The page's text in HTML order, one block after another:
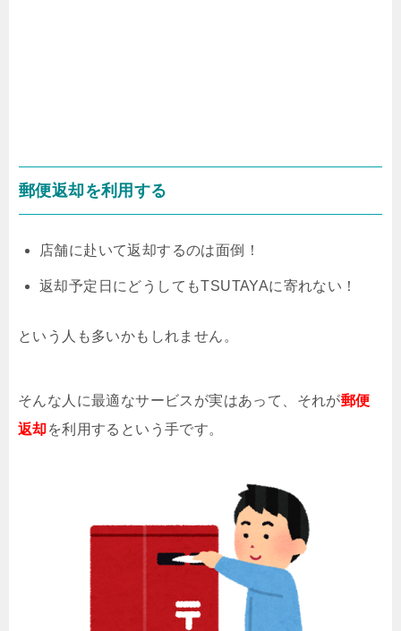
郵便返却を利用する
店舗に赴いて返却するのは面倒！
返却予定日にどうしてもTSUTAYAに寄れない！
という人も多いかもしれません。
そんな人に最適なサービスが実はあって、それが郵便
返却を利用するという手です。